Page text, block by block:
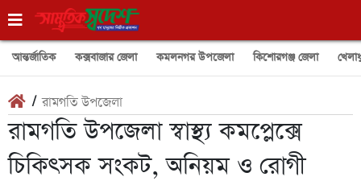
আন্তর্জাতিক কক্সবাজার জেলা কমলনগর উপজেলা কিশোরগঞ্জ জেলা
/রামগতি উপজেলা
রামগতি উপজেলা স্বাস্থ্য কমপ্লেক্সে
চিকিৎসক সংকট, অনিয়ম ও রোগী